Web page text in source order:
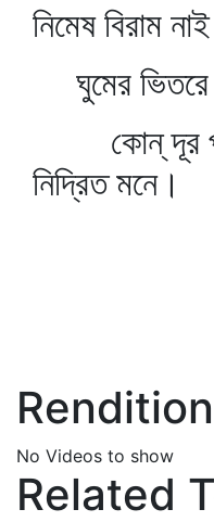
নিমেষ বিরাম
ঘুমের ভিতরে
কোন্‌ দূর
নিদ্রিত মনে।
Rendition
No Videos to show
Related